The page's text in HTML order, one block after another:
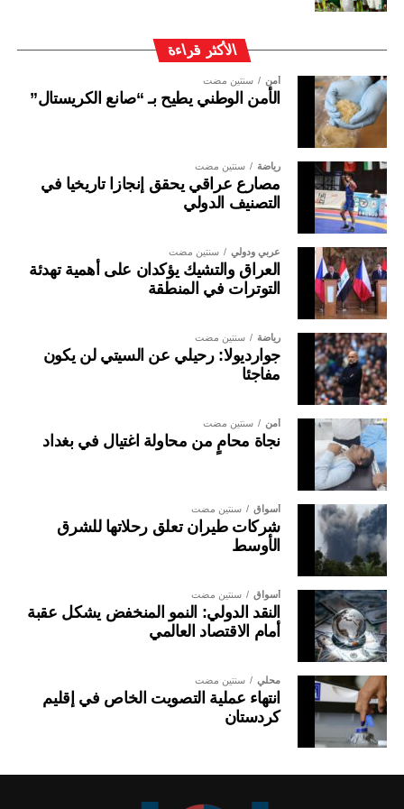
الأكثر قراءة
أمن سنتين مضت
الأمن الوطني يطيح بـ “صانع الكريستال”
رياضة سنتين مضت
مصارع عراقي يحقق إنجازا تاريخيا في
التصنيف الدولي
عربي ودولي سنتين مضت
العراق والتشيك يؤكدان على أهمية تهدئة
التوترات في المنطقة
رياضة سنتين مضت
جوارديولا: رحيلي عن السيتي لن يكون
مفاجئا
أمن سنتين مضت
نجاة محامٍ من محاولة اغتيال في بغداد
أسواق سنتين مضت
شركات طيران تعلق رحلاتها للشرق
الأوسط
أسواق سنتين مضت
النقد الدولي: النمو المنخفض يشكل عقبة
أمام الاقتصاد العالمي
محلي سنتين مضت
انتهاء عملية التصويت الخاص في إقليم
كردستان